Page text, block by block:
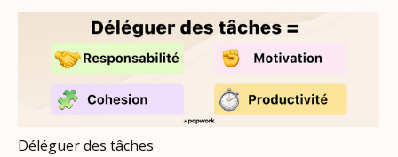
Déléguer des tâches